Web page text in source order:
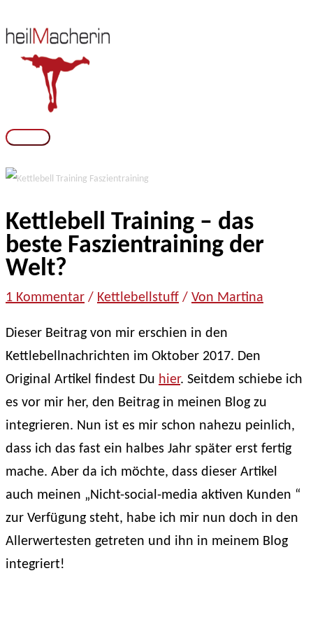
Inhalt
springen
Hauptmenü
Kettlebell Training – das
beste Faszientraining der
Welt?
1 Kommentarzu
Training
–
das
beste
Faszientraining
/ Kettlebellstuff / Von Martina
Dieser Beitrag von mir erschien in den
Kettlebellnachrichten im Oktober 2017. Den
Original Artikel findest Du hier. Seitdem schiebe ich
es vor mir her, den Beitrag in meinen Blog zu
integrieren. Nun ist es mir schon nahezu peinlich,
dass ich das fast ein halbes Jahr später erst fertig
mache. Aber da ich möchte, dass dieser Artikel
auch meinen „Nicht-social-media aktiven Kunden “
zur Verfügung steht, habe ich mir nun doch in den
Allerwertesten getreten und ihn in meinem Blog
integriert!